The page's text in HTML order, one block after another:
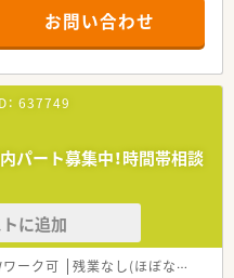
り、暖簾分けして独立された方
まで、幅広いキャリアの方が活
とのことで、今後も最新の機器
。
り、今後も成長が見込める企業
れております。
す！
ため、患者様の対応後に2.3分
お問い合わせ
637749
パート募集中！時間帯相談
に追加
ーク可 残業なし(ほぼなし含む)